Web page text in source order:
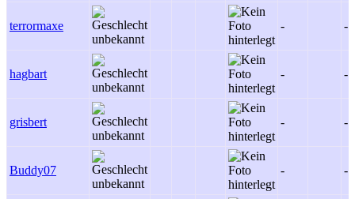
terrormaxe - -
hagbart - -
grisbert - -
Buddy07 - -